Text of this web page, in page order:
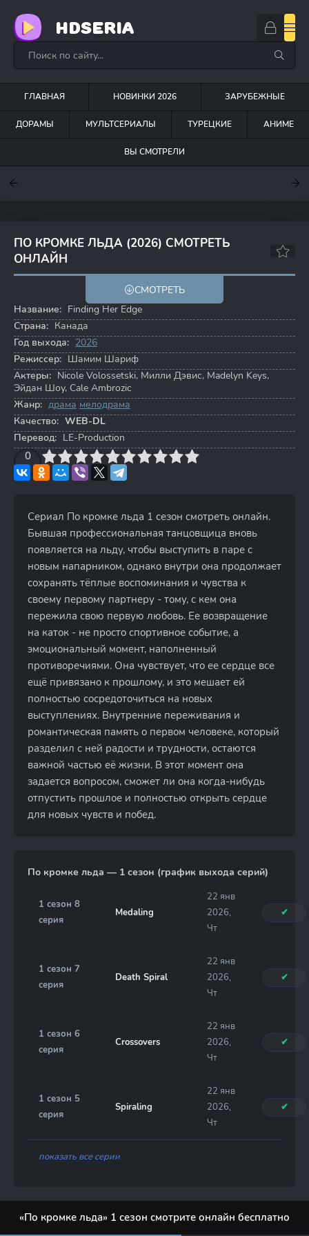
HDSERIA
ГЛАВНАЯ НОВИНКИ 2026 ЗАРУБЕЖНЫЕ
ДОРАМЫ МУЛЬТСЕРИАЛЫ ТУРЕЦКИЕ АНИМЕ
ВЫ СМОТРЕЛИ
ПО КРОМКЕ ЛЬДА (2026) СМОТРЕТЬ
ОНЛАЙН
СМОТРЕТЬ
Название: Finding Her Edge
Страна: Канада
Год выхода: 2026
Режиссер: Шамим Шариф
Актеры: Nicole Volossetski, Милли Дэвис, Madelyn Keys,
Эйдан Шоу, Cale Ambrozic
Жанр: драма мелодрама
Качество: WEB-DL
Перевод: LE-Production
0
4 6 7 8 9 10
Сериал По кромке льда 1 сезон смотреть онлайн.
Бывшая профессиональная танцовщица вновь
появляется на льду, чтобы выступить в паре с
новым напарником, однако внутри она продолжает
сохранять тёплые воспоминания и чувства к
своему первому партнеру - тому, с кем она
пережила свою первую любовь. Ее возвращение
на каток - не просто спортивное событие, а
эмоциональный момент, наполненный
противоречиями. Она чувствует, что ее сердце все
ещё привязано к прошлому, и это мешает ей
полностью сосредоточиться на новых
выступлениях. Внутренние переживания и
романтическая память о первом человеке, который
разделил с ней радости и трудности, остаются
важной частью её жизни. В этот момент она
задается вопросом, сможет ли она когда-нибудь
отпустить прошлое и полностью открыть сердце
для новых чувств и побед.
По кромке льда — 1 сезон (график выхода серий)
1 сезон 8
серия
Medaling
22 янв
2026,
Чт
✔
1 сезон 7
серия
Death Spiral
22 янв
2026,
Чт
✔
1 сезон 6
серия
Crossovers
22 янв
2026,
Чт
✔
1 сезон 5
серия
Spiraling
22 янв
2026,
Чт
✔
показать все серии
«По кромке льда» 1 сезон смотрите онлайн бесплатно